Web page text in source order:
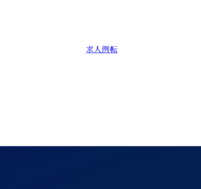
求人例転